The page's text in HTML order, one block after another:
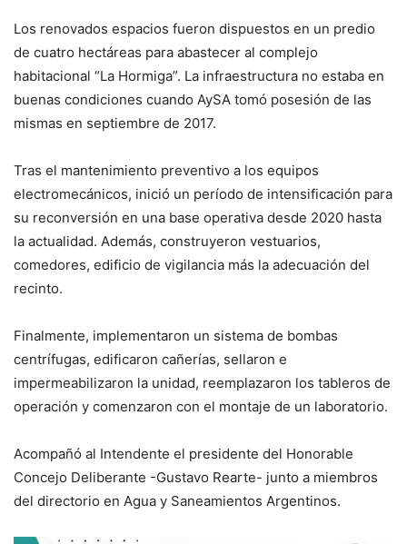
Los renovados espacios fueron dispuestos en un predio
de cuatro hectáreas para abastecer al complejo
habitacional “La Hormiga”. La infraestructura no estaba en
buenas condiciones cuando AySA tomó posesión de las
mismas en septiembre de 2017.
Tras el mantenimiento preventivo a los equipos
electromecánicos, inició un período de intensificación para
su reconversión en una base operativa desde 2020 hasta
la actualidad. Además, construyeron vestuarios,
comedores, edificio de vigilancia más la adecuación del
recinto.
Finalmente, implementaron un sistema de bombas
centrífugas, edificaron cañerías, sellaron e
impermeabilizaron la unidad, reemplazaron los tableros de
operación y comenzaron con el montaje de un laboratorio.
Acompañó al Intendente el presidente del Honorable
Concejo Deliberante -Gustavo Rearte- junto a miembros
del directorio en Agua y Saneamientos Argentinos.